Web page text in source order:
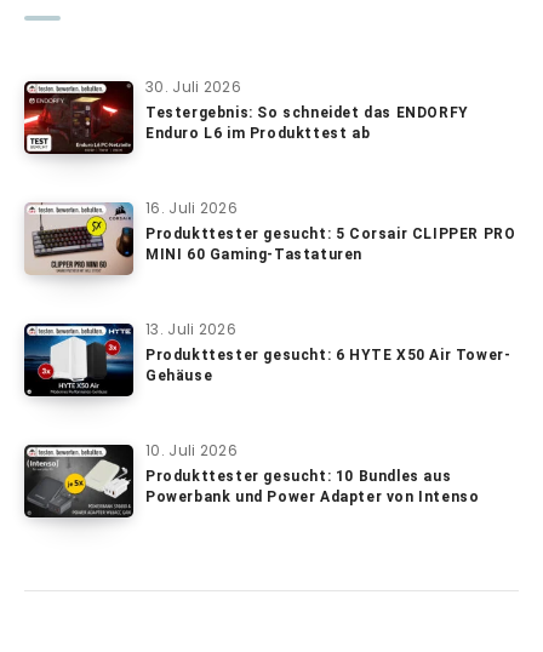
30. Juli 2026
Testergebnis: So schneidet das ENDORFY
Enduro L6 im Produkttest ab
16. Juli 2026
Produkttester gesucht: 5 Corsair CLIPPER PRO
MINI 60 Gaming-Tastaturen
13. Juli 2026
Produkttester gesucht: 6 HYTE X50 Air Tower-
Gehäuse
10. Juli 2026
Produkttester gesucht: 10 Bundles aus
Powerbank und Power Adapter von Intenso